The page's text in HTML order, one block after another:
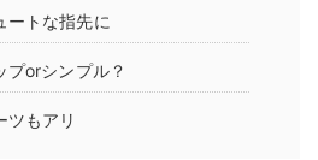
ートな指先に
プorシンプル？
ツもアリ